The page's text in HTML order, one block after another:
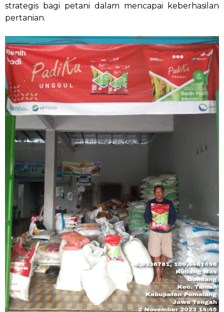
strategis bagi petani dalam mencapai keberhasilan
pertanian.